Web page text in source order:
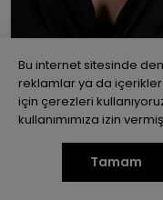
14 Ayar Altın Minimal
Kolye
₺15.471,10₺13.923,99
taksit
Bu internet sitesinde
reklamlar ya da
için çerezleri
kullanımımıza izin
Tamam